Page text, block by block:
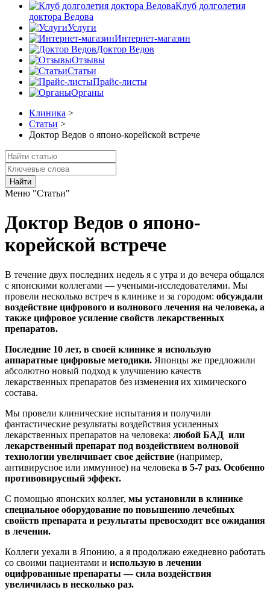
Клуб долголетия
доктора Ведова
Услуги
Интернет-магазин
Доктор Ведов
Отзывы
Статьи
Прайс-листы
Органы
Клиника >
Статьи >
Доктор Ведов о японо-корейской встрече
Найти
Меню "Статьи"
Доктор Ведов о японо-
корейской встрече
В течение двух последних недель я с утра и до вечера общался
с японскими коллегами — учеными-исследователями. Мы
провели несколько встреч в клинике и за городом: обсуждали
воздействие цифрового и волнового лечения на человека, а
также цифровое усиление свойств лекарственных
препаратов.
Последние 10 лет, в своей клинике я использую
аппаратные цифровые методики. Японцы же предложили
абсолютно новый подход к улучшению качеств
лекарственных препаратов без изменения их химического
состава.
Мы провели клинические испытания и получили
фантастические результаты воздействия усиленных
лекарственных препаратов на человека: любой БАД или
лекарственный препарат под воздействием волновой
технологии увеличивает свое действие (например,
антивирусное или иммунное) на человека в 5-7 раз. Особенно
противовирусный эффект.
С помощью японских коллег, мы установили в клинике
специальное оборудование по повышению лечебных
свойств препарата и результаты превосходят все ожидания
в лечении.
Коллеги уехали в Японию, а я продолжаю ежедневно работать
со своими пациентами и использую в лечении
оцифрованные препараты — сила воздействия
увеличилась в несколько раз.